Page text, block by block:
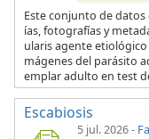
Este conjunto de
ías, fotografías y
ularis agente
mágenes del parásito
emplar adulto en test
Escabiosis
5 jul. 2026-